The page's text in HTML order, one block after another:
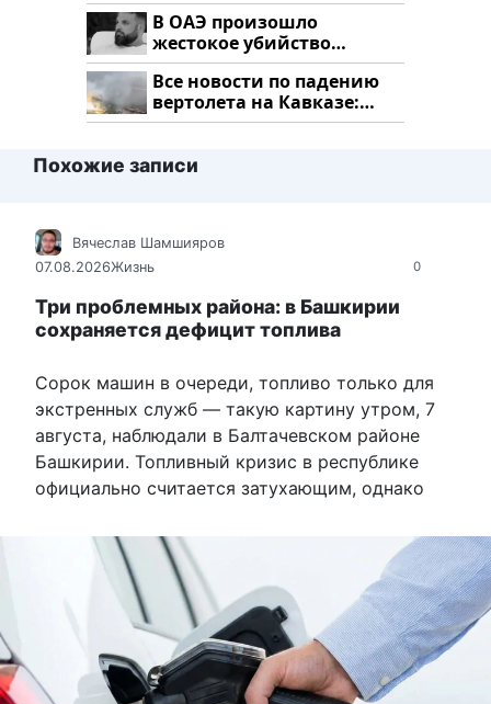
В ОАЭ произошло
жестокое убийство
криптомиллионера
Все новости по падению
вертолета на Кавказе:
читать здесь
Похожие записи
0
Вячеслав Шамшияров
07.08.2026Жизнь
Три проблемных района: в Башкирии
сохраняется дефицит топлива
Сорок машин в очереди, топливо только для
экстренных служб — такую картину утром, 7
августа, наблюдали в Балтачевском районе
Башкирии. Топливный кризис в республике
официально считается затухающим, однако